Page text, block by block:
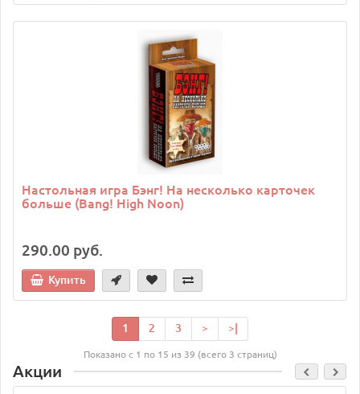
Настольная игра Бэнг! На несколько карточек
больше (Bang! High Noon)
290.00 руб.
Купить
1 2 3 > >|
Показано с 1 по 15 из 39 (всего 3 страниц)
Акции